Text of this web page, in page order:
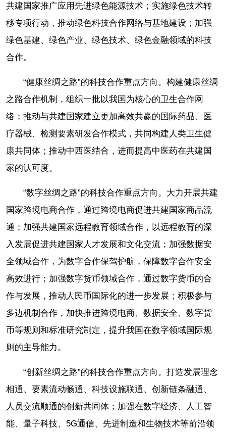
共建国家推广应用先进绿色能源技术；实施绿色技术转
移专项行动，推动绿色科技合作网络与基地建设；加强
绿色基建、绿色产业、绿色技术、绿色金融领域的科技
合作。
“健康丝绸之路”的科技合作重点方向。构建健康丝绸
之路合作机制，组织一批以我国为核心的卫生合作网
络；推动与共建国家建立更加高效共赢的国际药品、医
疗器械、检测要素研发合作模式，共同构建人类卫生健
康共同体；推动中西医结合，进而提高中医药在共建国
家的认可度。
“数字丝绸之路”的科技合作重点方向。大力开展共建
国家跨境电商合作，通过跨境电商促进共建国家商品流
通；加强共建国家远程教育领域合作，以远程教育的深
入发展促进共建国家人才发展和文化交流；加强数据安
全领域合作，为数字合作保驾护航，保障数字合作安全
高效进行；加强数字货币领域合作，通过数字货币的合
作与发展，推动人民币国际化的进一步发展；积极参与
多边机制合作，加快推进跨境电商、数据安全、数字货
币等规则和标准研究制定，提升我国在数字领域国际规
则的主导能力。
“创新丝绸之路”的科技合作重点方向。打造发展理念
相通、要素流动畅通、科技设施联通、创新链条融通、
人员交流顺通的创新共同体；加强在数字经济、人工智
能、量子科技、5G通信、先进制造和生物技术等前沿领